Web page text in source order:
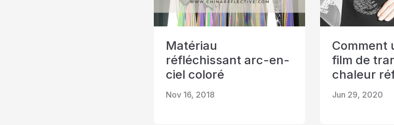
Matériau
réfléchissant arc-en-
ciel coloré
Nov 16, 2018
Comment
film de
chaleur
Jun 29, 2020